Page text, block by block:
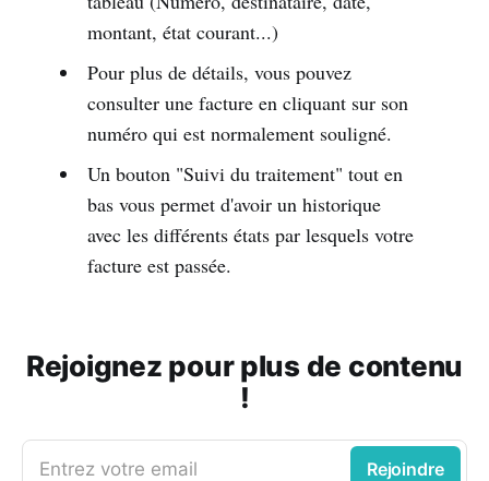
montant, état courant...)
Pour plus de détails, vous pouvez
consulter une facture en cliquant sur son
numéro qui est normalement souligné.
Un bouton "Suivi du traitement" tout en
bas vous permet d'avoir un historique
avec les différents états par lesquels votre
facture est passée.
Rejoignez pour plus de contenu
!
Entrez votre email Rejoindre